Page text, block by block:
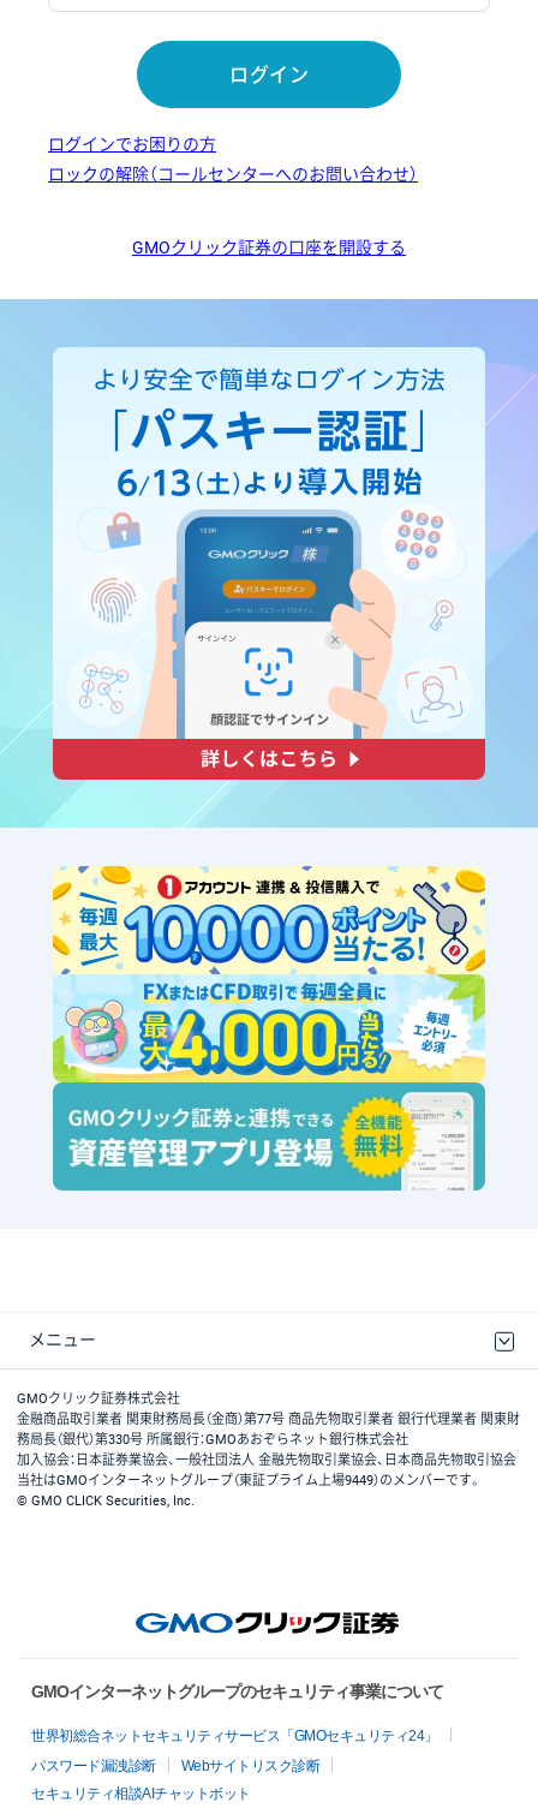
ログイン
ログインでお困りの方
ロックの解除（コールセンターへのお問い合わせ）
GMOクリック証券の口座を開設する
メニュー
取引規程・約款
最良執行方針
ディスクレイマー
リスク説明
GMOクリック証券ホームページ
GMOクリック証券株式会社
金融商品取引業者 関東財務局長（金商）第77号 商品先物取引業者 銀行代理業者 関東財
務局長（銀代）第330号 所属銀行：GMOあおぞらネット銀行株式会社
加入協会：日本証券業協会、一般社団法人 金融先物取引業協会、日本商品先物取引協会
当社はGMOインターネットグループ（東証プライム上場9449）のメンバーです。
© GMO CLICK Securities, Inc.
GMOインターネットグループのセキュリティ事業について
世界初総合ネットセキュリティサービス「GMOセキュリティ24」
パスワード漏洩診断
Webサイトリスク診断
セキュリティ相談AIチャットボット